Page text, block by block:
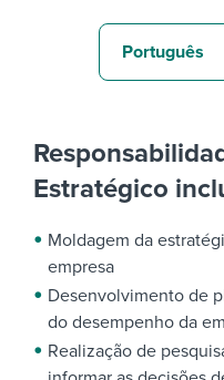
Estratégico
Moldagem da
empresa
Desenvolvimento de
do desempenho da
Realização de
Português